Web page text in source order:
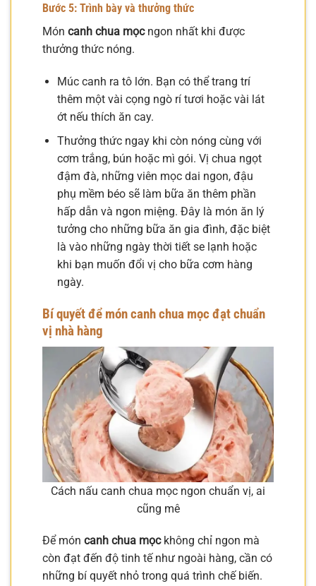
Bước 5: Trình bày và thưởng thức
Món canh chua mọcngon nhất khi được
thưởng thức nóng.
Múc canh ra tô lớn. Bạn có thể trang trí
thêm một vài cọng ngò rí tươi hoặc vài lát
ớt nếu thích ăn cay.
Thưởng thức ngay khi còn nóng cùng với
cơm trắng, bún hoặc mì gói. Vị chua ngọt
đậm đà, những viên mọc dai ngon, đậu
phụ mềm béo sẽ làm bữa ăn thêm phần
hấp dẫn và ngon miệng. Đây là món ăn lý
tưởng cho những bữa ăn gia đình, đặc biệt
là vào những ngày thời tiết se lạnh hoặc
khi bạn muốn đổi vị cho bữa cơm hàng
ngày.
Bí quyết để món canh chua mọc đạt chuẩn
vị nhà hàng
Cách nấu canh chua mọc ngon chuẩn vị, ai
cũng mê
Để món canh chua mọckhông chỉ ngon mà
còn đạt đến độ tinh tế như ngoài hàng, cần có
những bí quyết nhỏ trong quá trình chế biến.